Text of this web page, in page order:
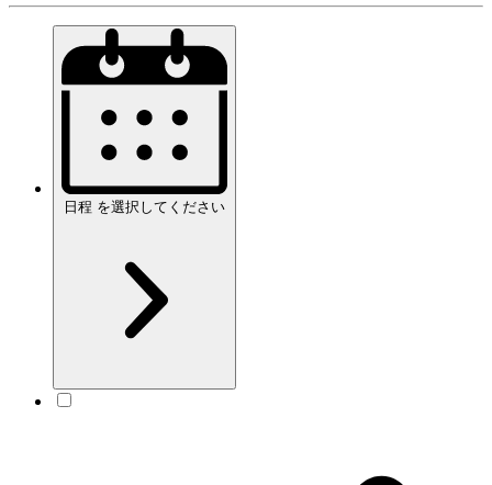
日程 を選択してください